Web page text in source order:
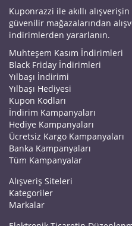
Kuponrazzi ile akıllı
güvenilir mağazalarından
indirimlerden yararlanın.
Muhteşem Kasım İndirimleri
Black Friday İndirimleri
Yılbaşı İndirimi
Yılbaşı Hediyesi
Kupon Kodları
İndirim Kampanyaları
Hediye Kampanyaları
Ücretsiz Kargo Kampanyaları
Banka Kampanyaları
Tüm Kampanyalar
Alışveriş Siteleri
Kategoriler
Markalar